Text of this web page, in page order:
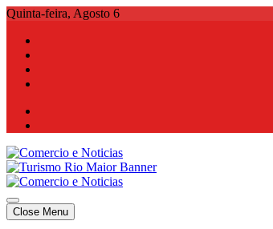
Skip
content
Quinta-feira, Agosto 6
Comercio e Noticias
Notícias e Publicidade Online
Comercio e Noticias
Notícias e Publicidade Online
Close Menu